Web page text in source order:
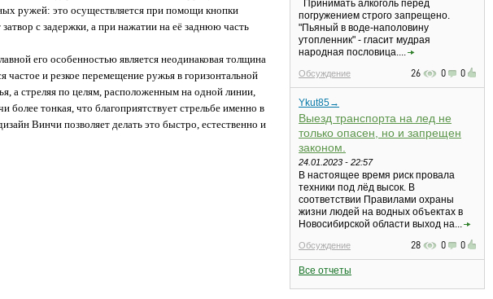
Принимать алкоголь перед
погружением строго запрещено.
"Пьяный в воде-наполовину
утопленник" - гласит мудрая
народная пословица....
Обсуждение 26 0 0
Ykut85→
Выезд транспорта на лед не
только опасен, но и запрещен
законом.
24.01.2023 - 22:57
В настоящее время риск провала
техники под лёд высок. В
соответствии Правилами охраны
жизни людей на водных объектах в
Новосибирской области выход на...
Обсуждение 28 0 0
Все отчеты
ружей: это осуществляется при помощи кнопки
с задержки, а при нажатии на её заднюю часть
его особенностью является неодинаковая толщина
частое и резкое перемещение ружья в горизонтальной
а стреляя по целям, расположенным на одной линии,
тонкая, что благоприятствует стрельбе именно в
Винчи позволяет делать это быстро, естественно и